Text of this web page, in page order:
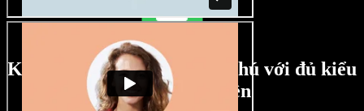
Kho giọng nam, nữ phong phú với đủ kiểu
giọng vùng miền